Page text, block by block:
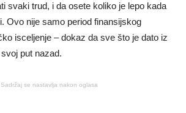
svaki trud, i da osete koliko je lepo kada
Ovo nije samo period finansijskog
isceljenje – dokaz da sve što je dato iz
put nazad.
Sadržaj se nastavlja nakon oglasa